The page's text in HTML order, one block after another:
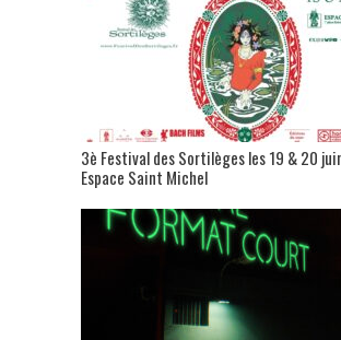
3è Festival des Sortilèges les 19 & 20
Espace Saint Michel